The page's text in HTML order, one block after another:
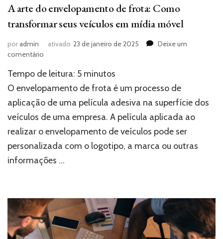
A arte do envelopamento de frota: Como
transformar seus veículos em mídia móvel
poradmin ativado 23 de janeiro de 2025
Deixe um
comentário
arte
do
de
frota:
transformar
seus
veículos
Tempo de leitura: 5 minutos
O envelopamento de frota é um processo de
aplicação de uma película adesiva na superfície dos
veículos de uma empresa. A película aplicada ao
realizar o envelopamento de veículos pode ser
personalizada com o logotipo, a marca ou outras
informações …